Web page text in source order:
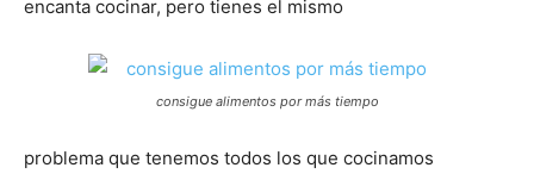
Gratis
encanta cocinar, pero tienes el mismo
consigue alimentos por más tiempo
problema que tenemos todos los que cocinamos